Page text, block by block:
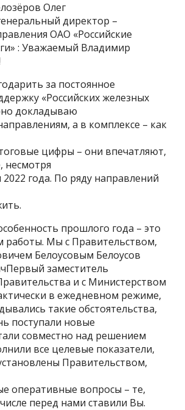
Олег
директор –
ОАО «Российские
: Уважаемый Владимир
за постоянное
«Российских железных
докладываю
а в комплексе – как
цифры – они впечатляют,
несмотря
2022 года. По ряду направлений
прошлого года – это
работы. Мы с Правительством,
Белоусовым Белоусов
заместитель
и с Министерством
в ежедневном режиме,
такие обстоятельства,
поступали новые
совместно над решением
все целевые показатели,
Правительством,
оперативные вопросы – те,
перед нами ставили Вы.